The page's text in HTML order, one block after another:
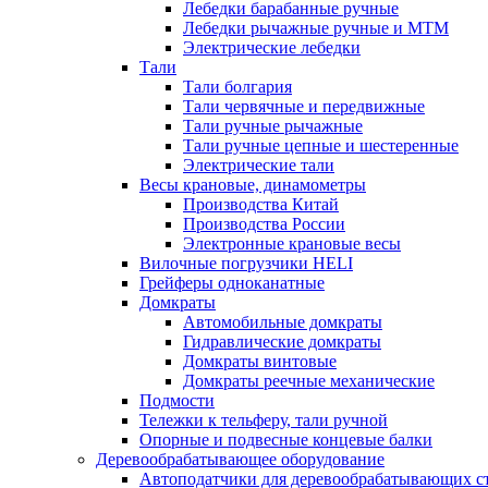
Лебедки барабанные ручные
Лебедки рычажные ручные и МТМ
Электрические лебедки
Тали
Тали болгария
Тали червячные и передвижные
Тали ручные рычажные
Тали ручные цепные и шестеренные
Электрические тали
Весы крановые, динамометры
Производства Китай
Производства России
Электронные крановые весы
Вилочные погрузчики HELI
Грейферы одноканатные
Домкраты
Автомобильные домкраты
Гидравлические домкраты
Домкраты винтовые
Домкраты реечные механические
Подмости
Тележки к тельферу, тали ручной
Опорные и подвесные концевые балки
Деревообрабатывающее оборудование
Автоподатчики для деревообрабатывающих